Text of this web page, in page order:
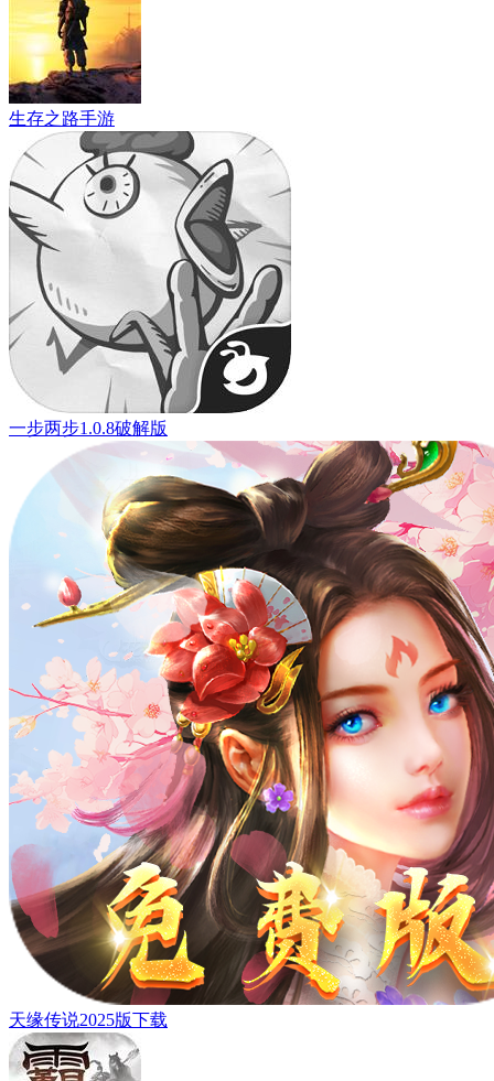
生存之路手游
一步两步1.0.8破解版
天缘传说2025版下载